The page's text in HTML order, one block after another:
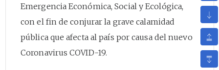
Emergencia Económica, Social y Ecológica,
con el fin de conjurar la grave calamidad
pública que afecta al país por causa del nuevo
Coronavirus COVID-19.